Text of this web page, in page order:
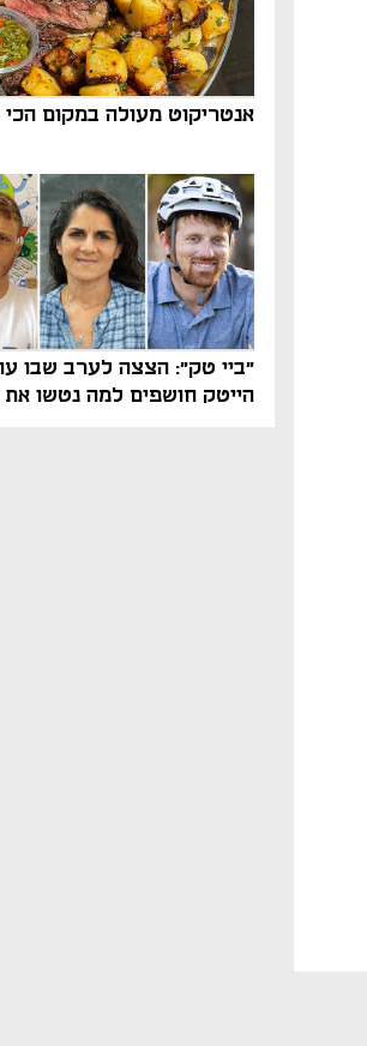
אנטריקוט מעולה במקום הכי
"ביי טק": הצצה לערב שבו
הייטק חושפים למה נטשו את